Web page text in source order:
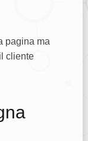
pagina ma
cliente